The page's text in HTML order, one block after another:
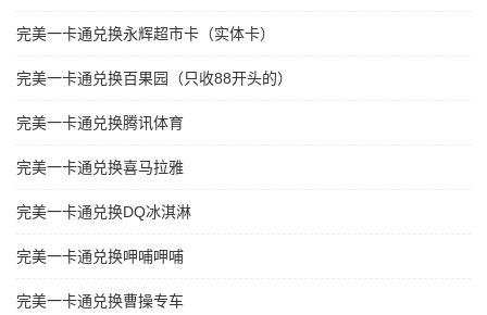
完美一卡通兑换永辉超市卡（实体卡）
完美一卡通兑换百果园（只收88开头的）
完美一卡通兑换腾讯体育
完美一卡通兑换喜马拉雅
完美一卡通兑换DQ冰淇淋
完美一卡通兑换呷哺呷哺
完美一卡通兑换曹操专车